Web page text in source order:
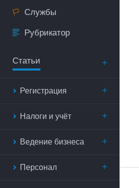
Службы
Рубрикатор
Статьи
Регистрация
Налоги и учёт
Ведение бизнеса
Персонал